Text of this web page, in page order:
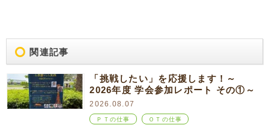
関連記事
「挑戦したい」を応援します！～
2026年度 学会参加レポート その①～
2026.08.07
ＰＴの仕事 ＯＴの仕事